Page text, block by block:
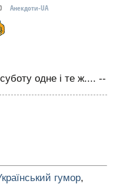
Анекдоти-UA
одне і те ж.... --
гумор,